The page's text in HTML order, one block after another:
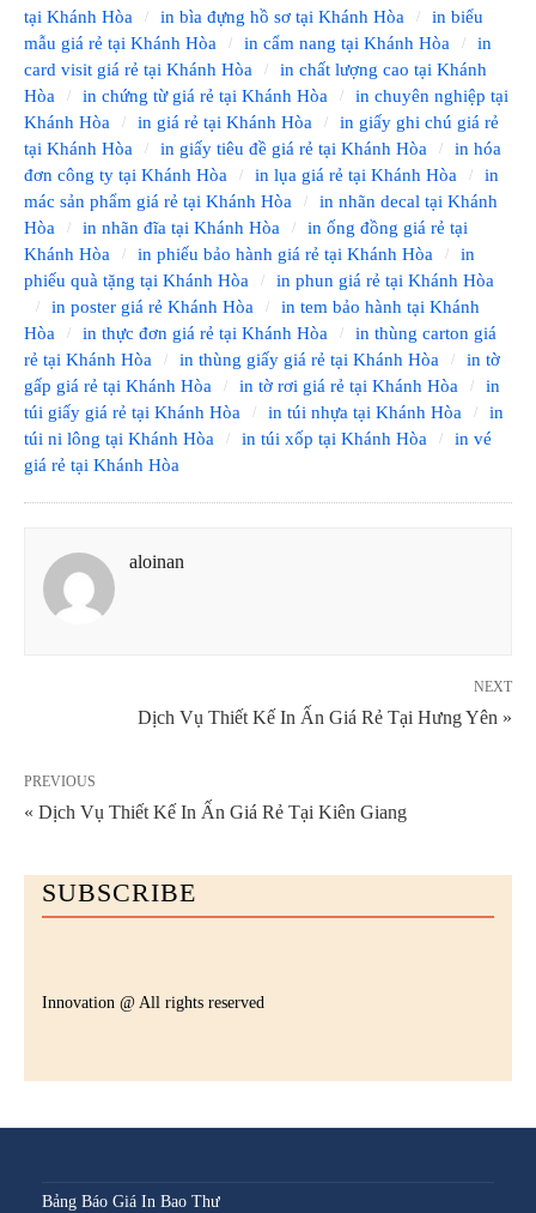
tại Khánh Hòa
in bìa đựng hồ sơ tại Khánh Hòa
in biểu
mẫu giá rẻ tại Khánh Hòa
in cẩm nang tại Khánh Hòa
in
card visit giá rẻ tại Khánh Hòa
in chất lượng cao tại Khánh
Hòa
in chứng từ giá rẻ tại Khánh Hòa
in chuyên nghiệp tại
Khánh Hòa
in giá rẻ tại Khánh Hòa
in giấy ghi chú giá rẻ
tại Khánh Hòa
in giấy tiêu đề giá rẻ tại Khánh Hòa
in hóa
đơn công ty tại Khánh Hòa
in lụa giá rẻ tại Khánh Hòa
in
mác sản phẩm giá rẻ tại Khánh Hòa
in nhãn decal tại Khánh
Hòa
in nhãn đĩa tại Khánh Hòa
in ống đồng giá rẻ tại
Khánh Hòa
in phiếu bảo hành giá rẻ tại Khánh Hòa
in
phiếu quà tặng tại Khánh Hòa
in phun giá rẻ tại Khánh Hòa
in poster giá rẻ Khánh Hòa
in tem bảo hành tại Khánh
Hòa
in thực đơn giá rẻ tại Khánh Hòa
in thùng carton giá
rẻ tại Khánh Hòa
in thùng giấy giá rẻ tại Khánh Hòa
in tờ
gấp giá rẻ tại Khánh Hòa
in tờ rơi giá rẻ tại Khánh Hòa
in
túi giấy giá rẻ tại Khánh Hòa
in túi nhựa tại Khánh Hòa
in
túi ni lông tại Khánh Hòa
in túi xốp tại Khánh Hòa
in vé
giá rẻ tại Khánh Hòa
aloinan
NEXT
Dịch Vụ Thiết Kế In Ấn Giá Rẻ Tại Hưng Yên »
PREVIOUS
« Dịch Vụ Thiết Kế In Ấn Giá Rẻ Tại Kiên Giang
SUBSCRIBE
Innovation @ All rights reserved
Bảng Báo Giá In Bao Thư